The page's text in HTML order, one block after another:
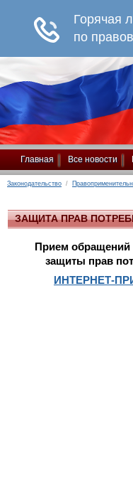
Главная Все новости
Законодательство /
ЗАЩИТА ПРАВ
Прием обращений
защиты прав
ИНТЕРНЕТ-